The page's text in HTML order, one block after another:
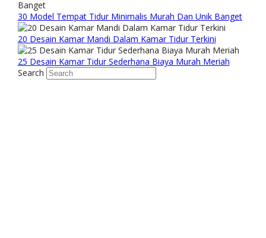
30 Model Tempat Tidur Minimalis Murah Dan Unik Banget
20 Desain Kamar Mandi Dalam Kamar Tidur Terkini
25 Desain Kamar Tidur Sederhana Biaya Murah Meriah
Search